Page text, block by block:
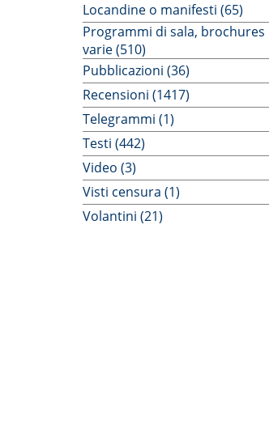
Locandine o manifesti (65)
Programmi di sala, brochures
varie (510)
Pubblicazioni (36)
Recensioni (1417)
Telegrammi (1)
Testi (442)
Video (3)
Visti censura (1)
Volantini (21)